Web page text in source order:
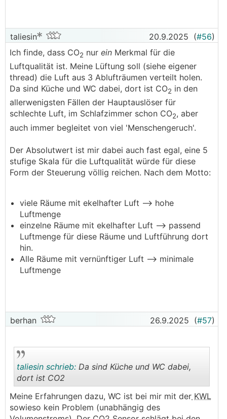
taliesin 20.9.2025 (#56)
Ich finde, dass CO2 nur ein Merkmal für die
Luftqualität ist. Meine Lüftung soll (siehe eigener
thread) die Luft aus 3 Ablufträumen verteilt holen.
Da sind Küche und WC dabei, dort ist CO2 in den
allerwenigsten Fällen der Hauptauslöser für
schlechte Luft, im Schlafzimmer schon CO2, aber
auch immer begleitet von viel 'Menschengeruch'.
Der Absolutwert ist mir dabei auch fast egal, eine 5
stufige Skala für die Luftqualität würde für diese
Form der Steuerung völlig reichen. Nach dem Motto:
viele Räume mit ekelhafter Luft --> hohe
Luftmenge
einzelne Räume mit ekelhafter Luft --> passend
Luftmenge für diese Räume und Luftführung dort
hin.
Alle Räume mit vernünftiger Luft --> minimale
Luftmenge
berhan 26.9.2025 (#57)
..
taliesin schrieb: Da sind Küche und WC dabei,
dort ist CO2
Meine Erfahrungen dazu, WC ist bei mir mit der KWL
sowieso kein Problem (unabhängig des